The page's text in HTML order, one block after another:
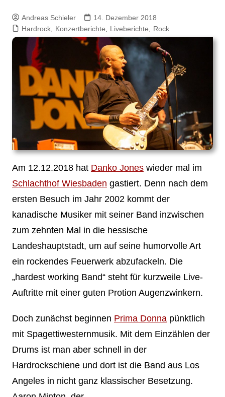
Andreas Schieler
14. Dezember 2018
Hardrock, Konzertberichte Liveberichte Rock
Am 12.12.2018 hat Danko Joneswieder mal im
Schlachthof Wiesbaden gastiert. Denn nach dem
ersten Besuch im Jahr 2002 kommt der
kanadische Musiker mit seiner Band inzwischen
zum zehnten Mal in die hessische
Landeshauptstadt, um auf seine humorvolle Art
ein rockendes Feuerwerk abzufackeln. Die
„hardest working Band“ steht für kurzweile Live-
Auftritte mit einer guten Protion Augenzwinkern.
Doch zunächst beginnen Prima Donnapünktlich
mit Spagettiwesternmusik. Mit dem Einzählen der
Drums ist man aber schnell in der
Hardrockschiene und dort ist die Band aus Los
Angeles in nicht ganz klassischer Besetzung.